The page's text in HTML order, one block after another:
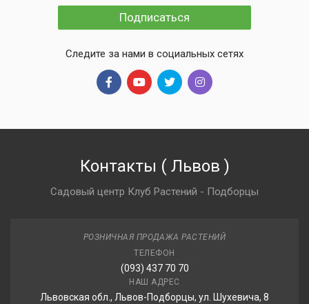
Подписаться
Следите за нами в социальных сетях
Контакты ( Львов )
Садовый центр Клуб Растений - Подборцы
РОЗНИЧНАЯ ПРОДАЖА РАСТЕНИЙ
ТЕЛЕФОН
(093) 437 70 70
НАШ АДРЕС
Львовская обл., Львов-Подборцы, ул. Шухевича, 8